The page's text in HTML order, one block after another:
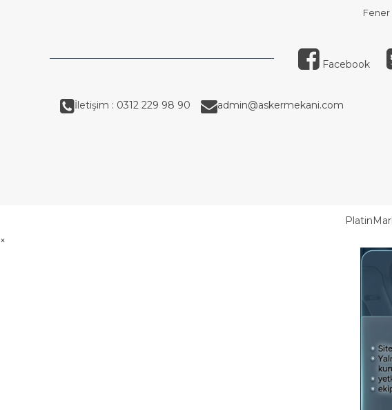
Fener
Facebook
İletişim : 0312 229 98 90 admin@askermekani.com
×